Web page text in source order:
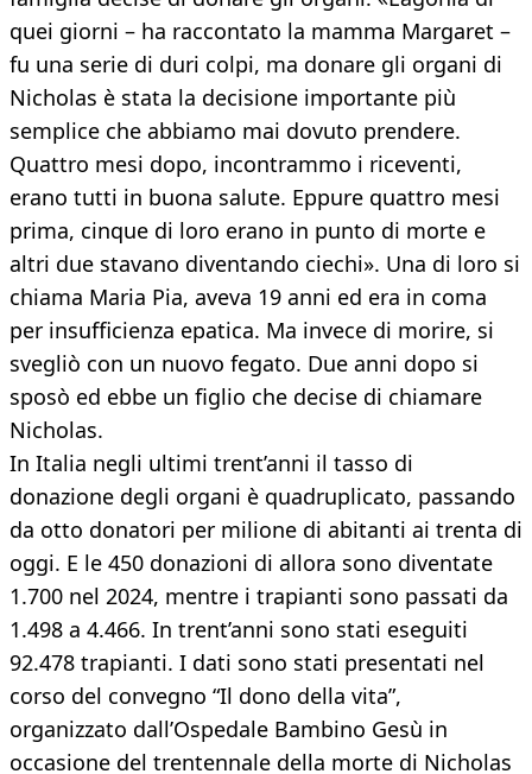
quei giorni – ha raccontato la mamma Margaret –
fu una serie di duri colpi, ma donare gli organi di
Nicholas è stata la decisione importante più
semplice che abbiamo mai dovuto prendere.
Quattro mesi dopo, incontrammo i riceventi,
erano tutti in buona salute. Eppure quattro mesi
prima, cinque di loro erano in punto di morte e
altri due stavano diventando ciechi». Una di loro si
chiama Maria Pia, aveva 19 anni ed era in coma
per insufficienza epatica. Ma invece di morire, si
svegliò con un nuovo fegato. Due anni dopo si
sposò ed ebbe un figlio che decise di chiamare
Nicholas.
In Italia negli ultimi trent’anni il tasso di
donazione degli organi è quadruplicato, passando
da otto donatori per milione di abitanti ai trenta di
oggi. E le 450 donazioni di allora sono diventate
1.700 nel 2024, mentre i trapianti sono passati da
1.498 a 4.466. In trent’anni sono stati eseguiti
92.478 trapianti. I dati sono stati presentati nel
corso del convegno “Il dono della vita”,
organizzato dall’Ospedale Bambino Gesù in
occasione del trentennale della morte di Nicholas